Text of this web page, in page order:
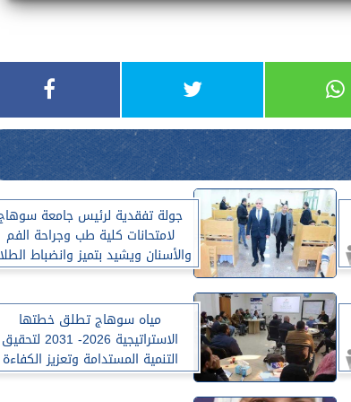
جولة تفقدية لرئيس جامعة
لامتحانات كلية طب وجراحة الفم
والأسنان ويشيد بتميز وانضباط
مياه سوهاج تطلق خطتها
الاستراتيجية 2026- 2031 لتحقيق
التنمية المستدامة وتعزيز الكفاءة